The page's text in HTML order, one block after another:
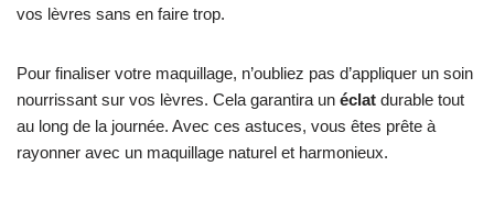
vos lèvres sans en faire trop.
Pour finaliser votre maquillage, n’oubliez pas d’appliquer un soin
nourrissant sur vos lèvres. Cela garantira un éclat durable tout
au long de la journée. Avec ces astuces, vous êtes prête à
rayonner avec un maquillage naturel et harmonieux.